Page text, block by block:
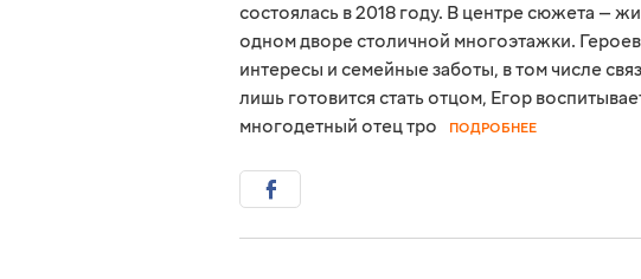
состоялась в 2018 году. В центре сюжета —
одном дворе столичной многоэтажки.
интересы и семейные заботы, в том числе
лишь готовится стать отцом, Егор
многодетный отец тро
ПОДРОБНЕЕ